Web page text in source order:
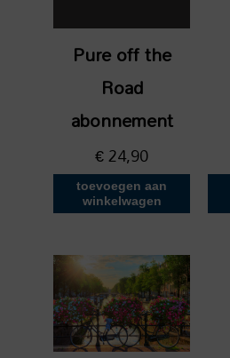
Pure off the
Road
abonnement
€24,90
toevoegen aan
winkelwagen